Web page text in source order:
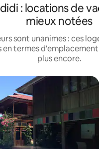
: locations de
mieux notées
sont unanimes : ces
en termes
plus encore.